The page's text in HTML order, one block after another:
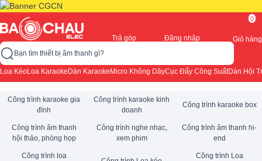
Trả góp Đăng nhập
0
Giỏ hàng
Bạn tìm thiết bị âm thanh gì?
Loa KéoLoa Karaoke Dàn Karaoke Micro Không DâyCục Đẩy Công SuấtDàn Hội
Công trình karaoke gia
đình
Công trình karaoke kinh
doanh
Công trình karaoke box
Công trình âm thanh
hội thảo, phòng họp
Công trình nghe nhạc,
xem phim
Công trình âm thanh hi-
end
Công trình loa
Công trình Loa